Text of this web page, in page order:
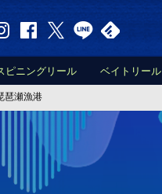
ピニングリール ベイトリール
琶瀬漁港